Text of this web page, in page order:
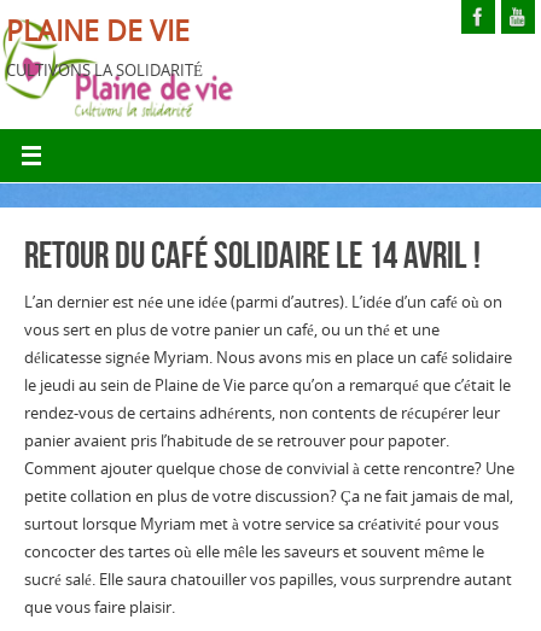
PLAINE DE VIE
CULTIVONS LA SOLIDARITÉ
Retour du café solidaire le 14 avril !
L’an dernier est née une idée (parmi d’autres). L’idée d’un café où on
vous sert en plus de votre panier un café, ou un thé et une
délicatesse signée Myriam. Nous avons mis en place un café solidaire
le jeudi au sein de Plaine de Vie parce qu’on a remarqué que c’était le
rendez-vous de certains adhérents, non contents de récupérer leur
panier avaient pris l’habitude de se retrouver pour papoter.
Comment ajouter quelque chose de convivial à cette rencontre? Une
petite collation en plus de votre discussion? Ça ne fait jamais de mal,
surtout lorsque Myriam met à votre service sa créativité pour vous
concocter des tartes où elle mêle les saveurs et souvent même le
sucré salé. Elle saura chatouiller vos papilles, vous surprendre autant
que vous faire plaisir.